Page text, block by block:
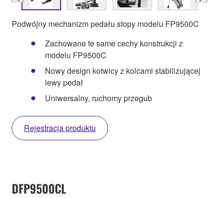
Podwójny mechanizm pedału stopy modelu FP9500C
Zachowane te same cechy konstrukcji z
modelu FP9500C
Nowy design kotwicy z kolcami stabilizującej
lewy pedał
Uniwersalny, ruchomy przegub
Rejestracja produktu
DFP9500CL